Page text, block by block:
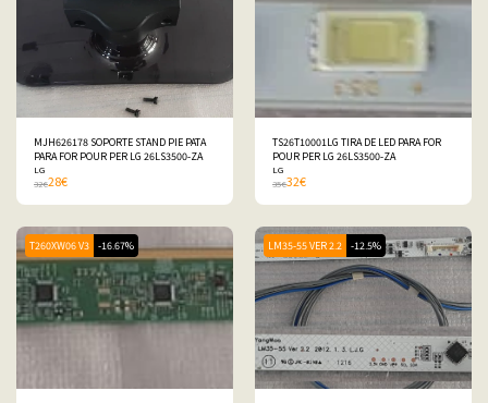
MJH626178 SOPORTE STAND PIE PATA
PARA FOR POUR PER LG 26LS3500-ZA
LG
32€28€
TS26T10001LG TIRA DE LED PARA FOR
POUR PER LG 26LS3500-ZA
LG
35€32€
T260XW06 V3 -16.67% LM35-55 VER 2.2 -12.5%